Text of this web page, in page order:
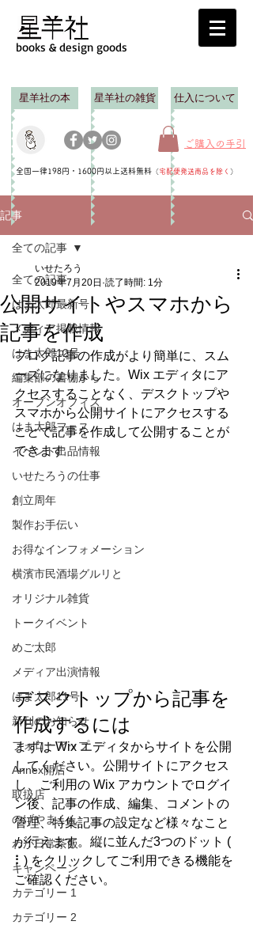
books & design goods
星羊社の本 星羊社の雑貨 仕入について
ご購入の手引
全国一律198円・1600円以上送料無料 （宅配便発送商品を除く ）
記事
全ての記事
はま太郎最新号
メディア掲載情報
はま太郎12号
編集部の書棚から
オープンオフィス
はま太郎フェス
イベント出品情報
いせたろうの仕事
創立周年
製作お手伝い
お得なインフォメーション
横濱市民酒場グルリと
オリジナル雑貨
トークイベント
めご太郎
メディア出演情報
はま太郎11号
新刊のお知らせ
フォローアップ
Annex開店
取扱店
のげやまくん
わが日常茶飯
キャンペーン
カテゴリー 1
カテゴリー 2
全ての記事
公開サイトやスマホから
記事を作成
いせたろう
2019年7月20日 読了時間: 1分
ブログ記事の作成がより簡単に、スム
ーズになりました。Wix エディタにア
クセスすることなく、デスクトップや
スマホから公開サイトにアクセスする
ことで記事を作成して公開することが
できます
デスクトップから記事を
作成するには
まずは Wix エディタからサイトを公開
してください。公開サイトにアクセス
し、ご利用の Wix アカウントでログイ
ン後、記事の作成、編集、コメントの
管理、特集記事の設定など様々なこと
が行えます。縦に並んだ3つのドット (
⠇) をクリックしてご利用できる機能を
ご確認ください。